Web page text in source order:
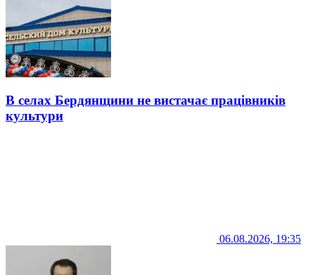
В селах Бердянщини не вистачає працівників
культури
06.08.2026, 19:35